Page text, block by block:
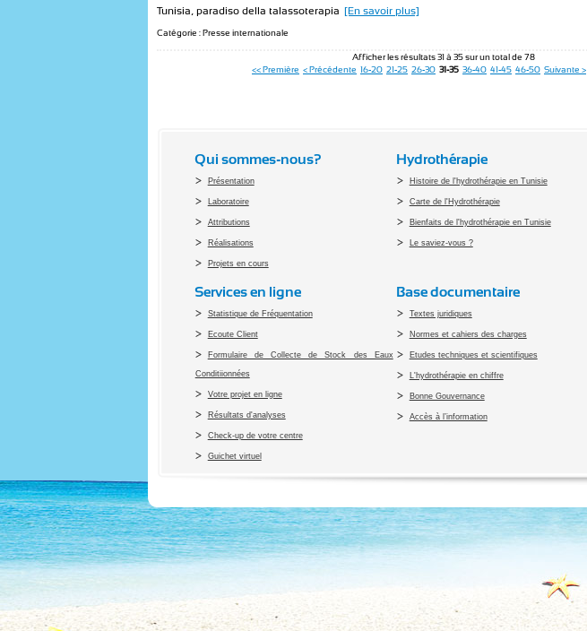
Tunisia, paradiso della talassoterapia [En savoir plus]
Catégorie : Presse internationale
Afficher les résultats 31 à 35 sur un total de 78
<< Première < Précédente 16-20 21-25 26-30 31-35 36-40 41-45 46-50 Suivante >
Qui sommes-nous?
Présentation
Laboratoire
Attributions
Réalisations
Projets en cours
Hydrothérapie
Histoire de l'hydrothérapie en Tunisie
Carte de l'Hydrothérapie
Bienfaits de l'hydrothérapie en Tunisie
Le saviez-vous ?
Services en ligne
Statistique de Fréquentation
Ecoute Client
Formulaire de Collecte de Stock des Eaux
Conditiionnées
Votre projet en ligne
Résultats d'analyses
Check-up de votre centre
Guichet virtuel
Base documentaire
Textes juridiques
Normes et cahiers des charges
Etudes techniques et scientifiques
L'hydrothérapie en chiffre
Bonne Gouvernance
Accès à l’information